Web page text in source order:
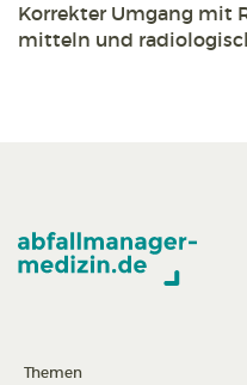
Korrekter Umgang mit
mitteln und
Themen